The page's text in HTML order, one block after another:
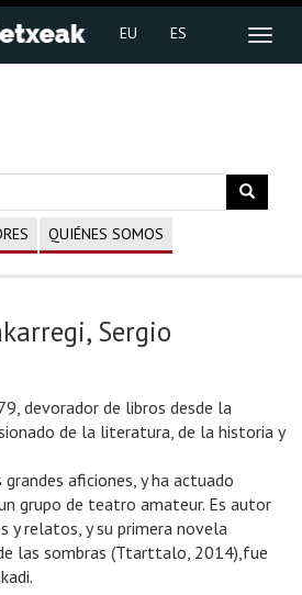
EU ES
QUIÉNES SOMOS
Sergio
devorador de libros desde la
de la literatura, de la historia y
aficiones, y ha actuado
grupo de teatro amateur. Es autor
y relatos, y su primera novela
las sombras (Ttarttalo, 2014),fue